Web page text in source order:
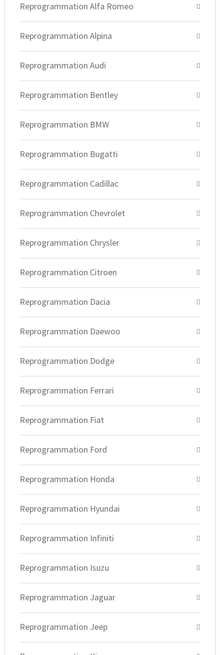
Reprogrammation Alfa Romeo
Reprogrammation Alpina
Reprogrammation Audi
Reprogrammation Bentley
Reprogrammation BMW
Reprogrammation Bugatti
Reprogrammation Cadillac
Reprogrammation Chevrolet
Reprogrammation Chrysler
Reprogrammation Citroen
Reprogrammation Dacia
Reprogrammation Daewoo
Reprogrammation Dodge
Reprogrammation Ferrari
Reprogrammation Fiat
Reprogrammation Ford
Reprogrammation Honda
Reprogrammation Hyundai
Reprogrammation Infiniti
Reprogrammation Isuzu
Reprogrammation Jaguar
Reprogrammation Jeep